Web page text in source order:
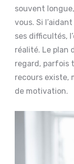
souvent
vous. Si
ses difficultés,
réalité. Le plan
regard, parfois
recours existe,
de motivation.